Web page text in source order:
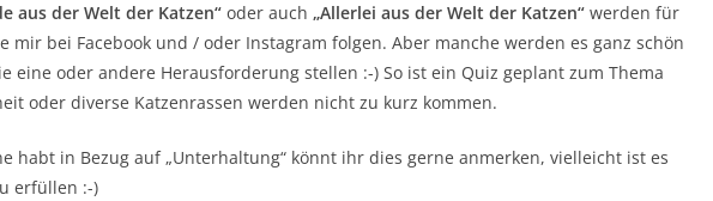
aus der Welt der Katzen“ oder auch „Allerlei aus der Welt der Katzen“ werden für
mir bei Facebook und / oder Instagram folgen. Aber manche werden es ganz schön
eine oder andere Herausforderung stellen :-) So ist ein Quiz geplant zum Thema
oder diverse Katzenrassen werden nicht zu kurz kommen.
habt in Bezug auf „Unterhaltung“ könnt ihr dies gerne anmerken, vielleicht ist es
erfüllen :-)